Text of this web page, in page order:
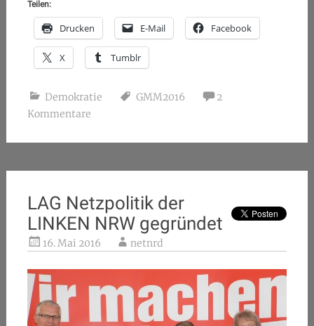
Teilen:
Drucken E-Mail Facebook
X Tumblr
Demokratie GMM2016
2
Kommentare
LAG Netzpolitik der
LINKEN NRW gegründet
16. Mai 2016 netnrd